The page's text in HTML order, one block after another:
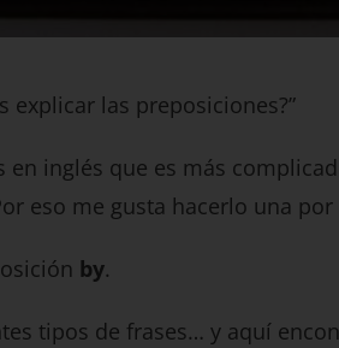
explicar las preposiciones?”
inglés que es más
eso me gusta hacerlo una por
by.
tipos de frases… y aquí